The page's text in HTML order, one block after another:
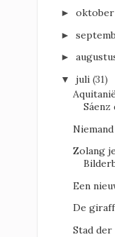
► oktober
►
►
▼ juli (31)
Sáenz
Zolang
Een
De
Stad